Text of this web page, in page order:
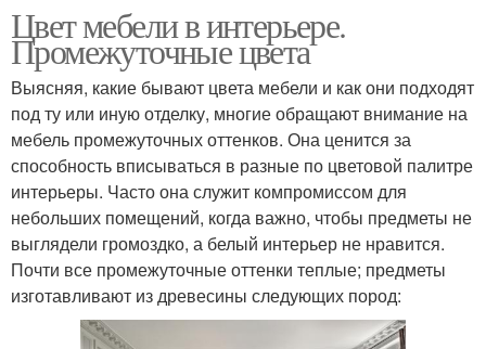
Цвет мебели в интерьере.
Промежуточные цвета
Выясняя, какие бывают цвета мебели и как они подходят
под ту или иную отделку, многие обращают внимание на
мебель промежуточных оттенков. Она ценится за
способность вписываться в разные по цветовой палитре
интерьеры. Часто она служит компромиссом для
небольших помещений, когда важно, чтобы предметы не
выглядели громоздко, а белый интерьер не нравится.
Почти все промежуточные оттенки теплые; предметы
изготавливают из древесины следующих пород: